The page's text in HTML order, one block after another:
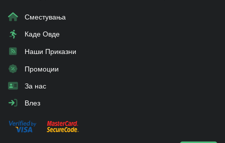
Сместувања
Каде Овде
Наши Приказни
Промоции
За нас
Влез